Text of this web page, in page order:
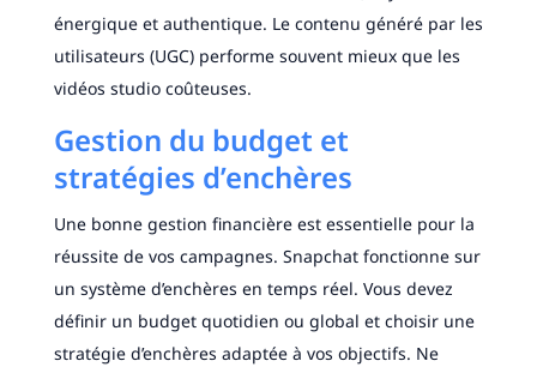
énergique et authentique. Le contenu généré par les
utilisateurs (UGC) performe souvent mieux que les
vidéos studio coûteuses.
Gestion du budget et
stratégies d’enchères
Une bonne gestion financière est essentielle pour la
réussite de vos campagnes. Snapchat fonctionne sur
un système d’enchères en temps réel. Vous devez
définir un budget quotidien ou global et choisir une
stratégie d’enchères adaptée à vos objectifs. Ne